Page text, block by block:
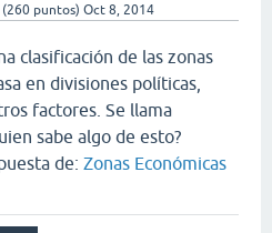
(260 puntos) Oct 8, 2014
clasificación de las zonas
en divisiones políticas,
factores. Se llama
sabe algo de esto?
de: Zonas Económicas